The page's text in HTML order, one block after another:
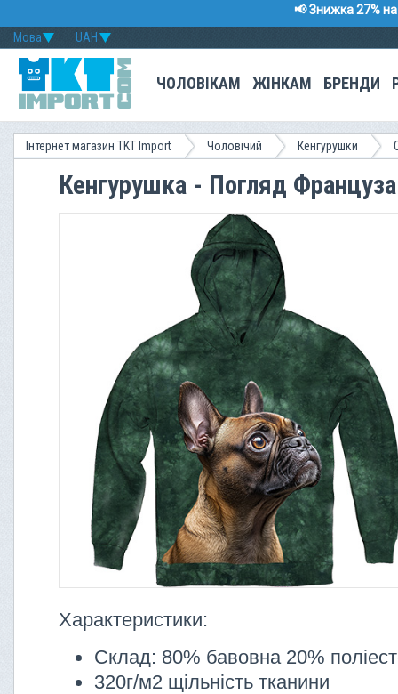
📢 Знижка 27%
UAH
Мова
ЧОЛОВІКАМ ЖІНКАМ БРЕНДИ
Інтернет магазин TKT Import Чоловічий Кенгурушки
Кенгурушка - Погляд
Характеристики:
Склад: 80% бавовна 20%
320г/м2 щільність тканини